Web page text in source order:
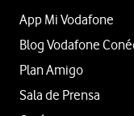
App Mi Vodafone
Blog Vodafone
Plan Amigo
Sala de Prensa